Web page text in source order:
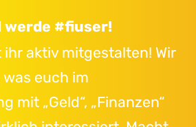
werde #fiuser!
ihr aktiv mitgestalten! Wir
euch im
mit „Geld“, „Finanzen“